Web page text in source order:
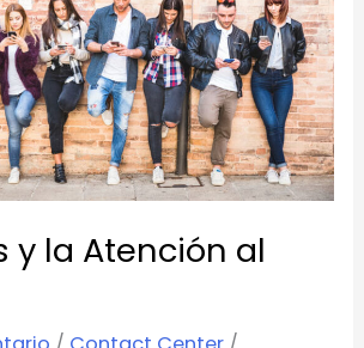
y la Atención al